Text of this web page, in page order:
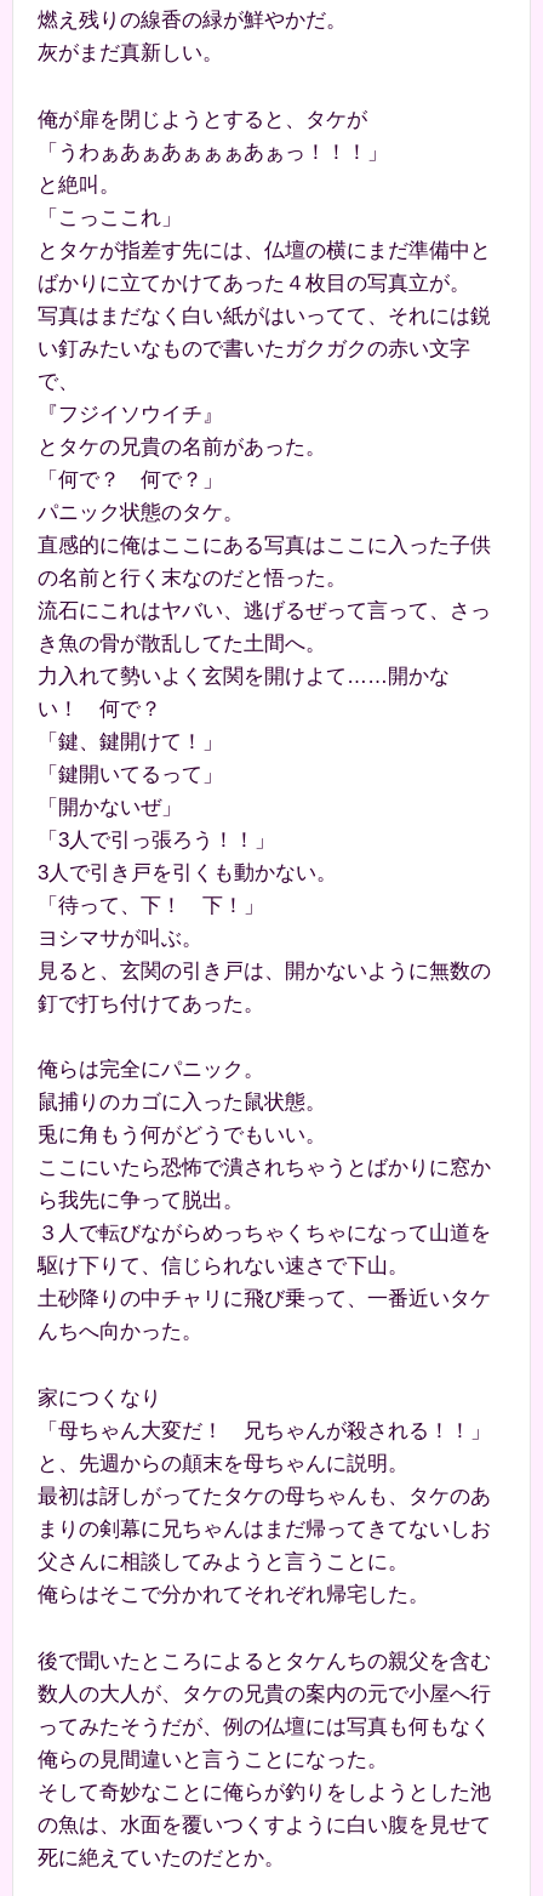
燃え残りの線香の緑が鮮やかだ。
灰がまだ真新しい。
俺が扉を閉じようとすると、タケが
「うわぁあぁあぁぁぁあぁっ！！！」
と絶叫。
「こっここれ」
とタケが指差す先には、仏壇の横にまだ準備中と
ばかりに立てかけてあった４枚目の写真立が。
写真はまだなく白い紙がはいってて、それには鋭
い釘みたいなもので書いたガクガクの赤い文字
で、
『フジイソウイチ』
とタケの兄貴の名前があった。
「何で？ 何で？」
パニック状態のタケ。
直感的に俺はここにある写真はここに入った子供
の名前と行く末なのだと悟った。
流石にこれはヤバい、逃げるぜって言って、さっ
き魚の骨が散乱してた土間へ。
力入れて勢いよく玄関を開けよて……開かな
い！ 何で？
「鍵、鍵開けて！」
「鍵開いてるって」
「開かないぜ」
「3人で引っ張ろう！！」
3人で引き戸を引くも動かない。
「待って、下！ 下！」
ヨシマサが叫ぶ。
見ると、玄関の引き戸は、開かないように無数の
釘で打ち付けてあった。
俺らは完全にパニック。
鼠捕りのカゴに入った鼠状態。
兎に角もう何がどうでもいい。
ここにいたら恐怖で潰されちゃうとばかりに窓か
ら我先に争って脱出。
３人で転びながらめっちゃくちゃになって山道を
駆け下りて、信じられない速さで下山。
土砂降りの中チャリに飛び乗って、一番近いタケ
んちへ向かった。
家につくなり
「母ちゃん大変だ！ 兄ちゃんが殺される！！」
と、先週からの顛末を母ちゃんに説明。
最初は訝しがってたタケの母ちゃんも、タケのあ
まりの剣幕に兄ちゃんはまだ帰ってきてないしお
父さんに相談してみようと言うことに。
俺らはそこで分かれてそれぞれ帰宅した。
後で聞いたところによるとタケんちの親父を含む
数人の大人が、タケの兄貴の案内の元で小屋へ行
ってみたそうだが、例の仏壇には写真も何もなく
俺らの見間違いと言うことになった。
そして奇妙なことに俺らが釣りをしようとした池
の魚は、水面を覆いつくすように白い腹を見せて
死に絶えていたのだとか。